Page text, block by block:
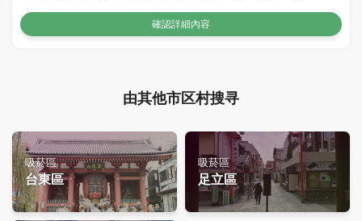
確認詳細內容
由其他市区村搜寻
吸菸區
台東區
吸菸區
足立區